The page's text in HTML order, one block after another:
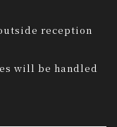
reception
will be handled